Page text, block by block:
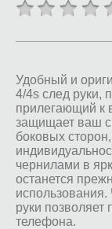
Удобный и
4/4s след руки,
прилегающий к
защищает ваш
боковых
чернилами в
останется
руки позволяет
телефона.